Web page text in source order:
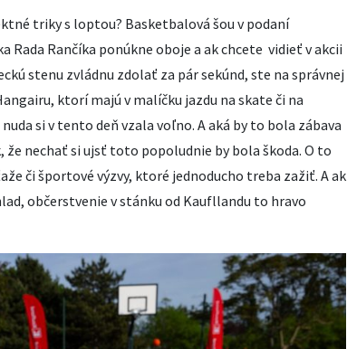
triky s loptou? Basketbalová šou v podaní
Rančíka ponúkne oboje a ak chcete vidieť v akcii
stenu zvládnu zdolať za pár sekúnd, ste na správnej
ktorí majú v malíčku jazdu na skate či na
si v tento deň vzala voľno. A aká by to bola zábava
že nechať si ujsť toto popoludnie by bola škoda. O to
či športové výzvy, ktoré jednoducho treba zažiť. A ak
občerstvenie v stánku od Kaufllandu to hravo